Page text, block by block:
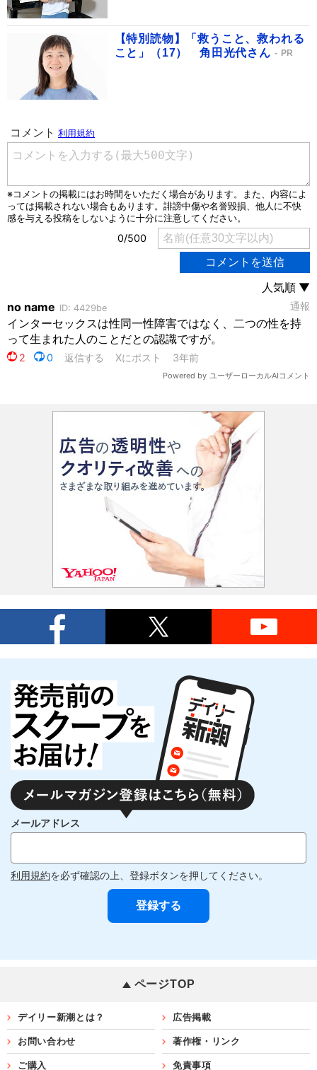
【特別読物】「救うこと、救われる
こと」（17） 角田光代さん
PR
メールアドレス
利用規約を必ず確認の上、登録ボタンを押してください。
ページTOP
デイリー新潮とは？ 広告掲載
お問い合わせ 著作権・リンク
ご購入 免責事項